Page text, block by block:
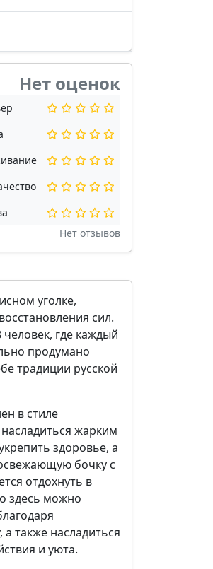
Нет оценок
Нет отзывов
уголке,
сил.
где каждый
продумано
традиции русской
в стиле
жарким
здоровье, а
бочку с
отдохнуть в
здесь можно
также насладиться
и уюта.